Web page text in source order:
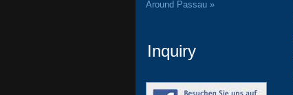
Around Passau »
Inquiry